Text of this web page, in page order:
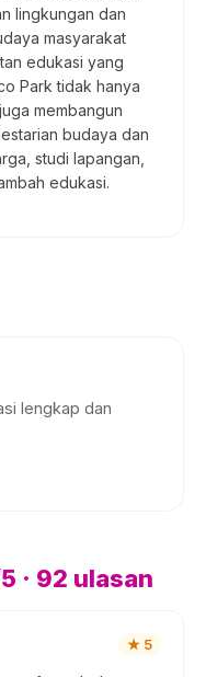
lingkungan dan
masyarakat
edukasi yang
Park tidak hanya
membangun
budaya dan
studi lapangan,
edukasi.
lengkap dan
· 92 ulasan
★ 5